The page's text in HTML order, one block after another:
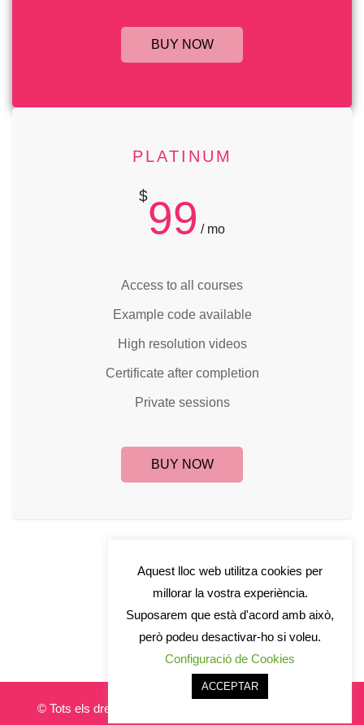
BUY NOW
PLATINUM
$99 / mo
Access to all courses
Example code available
High resolution videos
Certificate after completion
Private sessions
BUY NOW
© Tots els drets reservats, Multimèdia Tarragona, 2026
Aquest lloc web utilitza cookies per
millorar la vostra experiència.
Suposarem que està d'acord amb això,
però podeu desactivar-ho si voleu.
Configuració de Cookies
ACCEPTAR